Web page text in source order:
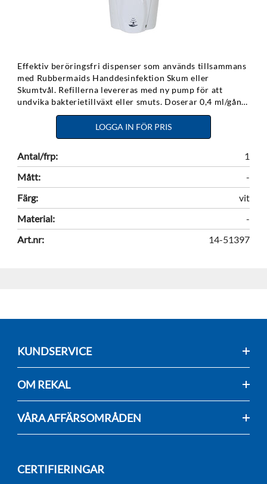
Effektiv beröringsfri dispenser som används tillsammans
med Rubbermaids Handdesinfektion Skum eller
Skumtvål. Refillerna levereras med ny pump för att
undvika bakterietillväxt eller smuts. Doserar 0,4 ml/gång.
Batterier medföljer ej. 4st C batterier krävs
LOGGA IN FÖR PRIS
Antal/frp:
1
Mått:
-
Färg:
vit
Material:
-
Art.nr:
14-51397
KUNDSERVICE
OM REKAL
VÅRA AFFÄRSOMRÅDEN
CERTIFIERINGAR